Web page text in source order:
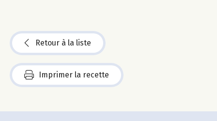
Retour à la liste
Imprimer la recette